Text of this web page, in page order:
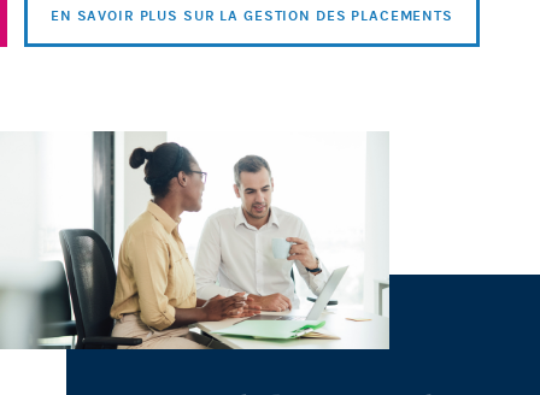
EN SAVOIR PLUS SUR LA GESTION DES PLACEMENTS